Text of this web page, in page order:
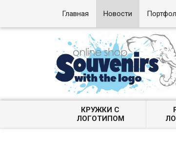
Главная Новости
КРУЖКИ С
ЛОГОТИПОМ